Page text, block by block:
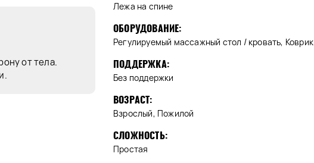
от тела.
Лежа на спине
ОБОРУДОВАНИЕ:
Регулируемый массажный стол / кровать, Коврик
ПОДДЕРЖКА:
Без поддержки
ВОЗРАСТ:
Взрослый, Пожилой
СЛОЖНОСТЬ:
Простая